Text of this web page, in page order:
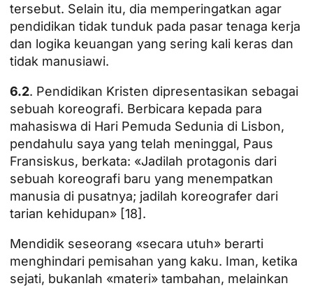
tersebut. Selain itu, dia memperingatkan agar
pendidikan tidak tunduk pada pasar tenaga kerja
dan logika keuangan yang sering kali keras dan
tidak manusiawi.
6.2. Pendidikan Kristen dipresentasikan sebagai
sebuah koreografi. Berbicara kepada para
mahasiswa di Hari Pemuda Sedunia di Lisbon,
pendahulu saya yang telah meninggal, Paus
Fransiskus, berkata: «Jadilah protagonis dari
sebuah koreografi baru yang menempatkan
manusia di pusatnya; jadilah koreografer dari
tarian kehidupan» [18].
Mendidik seseorang «secara utuh» berarti
menghindari pemisahan yang kaku. Iman, ketika
sejati, bukanlah «materi» tambahan, melainkan